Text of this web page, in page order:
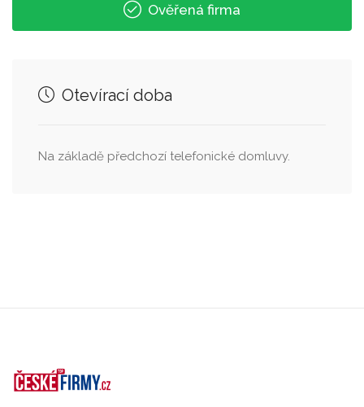
Ověřená firma
Otevírací doba
Na základě předchozí telefonické domluvy.